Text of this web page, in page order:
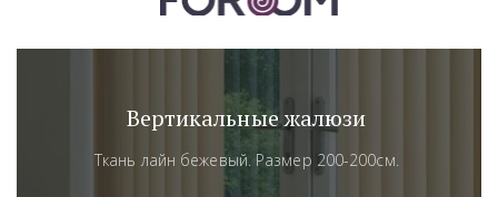
Вертикальные жалюзи
Ткань лайн бежевый. Размер 200-200см.